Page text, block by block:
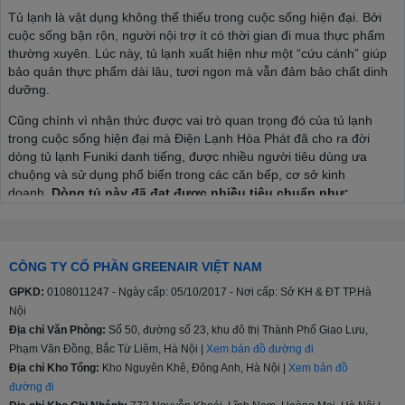
Tủ lạnh là vật dụng không thể thiếu trong cuộc sống hiện đại. Bởi
cuộc sống bận rộn, người nội trợ ít có thời gian đi mua thực phẩm
thường xuyên. Lúc này, tủ lạnh xuất hiện như một “cứu cánh” giúp
bảo quản thực phẩm dài lâu, tươi ngon mà vẫn đảm bảo chất dinh
dưỡng.
Cũng chính vì nhận thức được vai trò quan trọng đó của tủ lạnh
trong cuộc sống hiện đại mà Điện Lạnh Hòa Phát đã cho ra đời
dòng tủ lạnh Funiki danh tiếng, được nhiều người tiêu dùng ưa
chuộng và sử dụng phổ biến trong các căn bếp, cơ sở kinh
doanh. Dòng tủ này đã đạt được nhiều tiêu chuẩn như:
Tiêu chuẩn cụ thể về mức độ an toàn đối với tủ lạnh, tủ đông
lạnh thực phẩm và tủ đá TCVN 5699-2-24:1998.
Tiêu chuẩn năng lượng Việt Nam TCVN 7828:2016; TCVN
Quy chuẩn kỹ thuật quốc gia về tương thích điện từ đối với
thiết bị điện và điện tử gia dụng và các mục đích tương tự
QCVN 9:2012/BKHCN.
Đặc biệt, tủ lạnh Funiki còn chinh phục người dùng bởi các
CÔNG TY CỔ PHẦN GREENAIR VIỆT NAM
GPKD: 0108011247 - Ngày cấp: 05/10/2017 - Nơi cấp: Sở KH & ĐT TP.Hà
Nội
Địa chỉ Văn Phòng: Số 50, đường số 23, khu đô thị Thành Phố Giao Lưu,
Phạm Văn Đồng, Bắc Từ Liêm, Hà Nội | Xem bản đồ đường đi
Địa chỉ Kho Tổng: Kho Nguyên Khê, Đông Anh, Hà Nội | Xem bản đồ
đường đi